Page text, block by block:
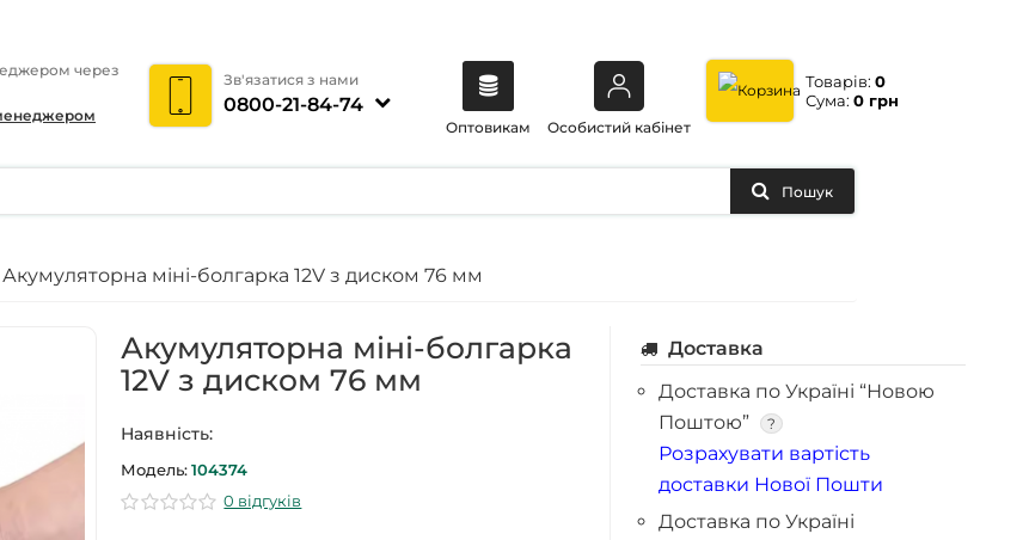
через
Зв'язатися з нами
0800-21-84-74
Оптовикам Особистий кабінет
Товарів: 0
Сума: 0 грн
Пошук
Акумуляторна міні-болгарка 12V з диском 76 мм
Акумуляторна міні-болгарка
12V з диском 76 мм
Наявність:
Модель: 104374
0 відгуків
Доставка
Доставка по Україні “Новою
Поштою”
?
Розрахувати вартість
доставки Нової Пошти
Доставка по Україні